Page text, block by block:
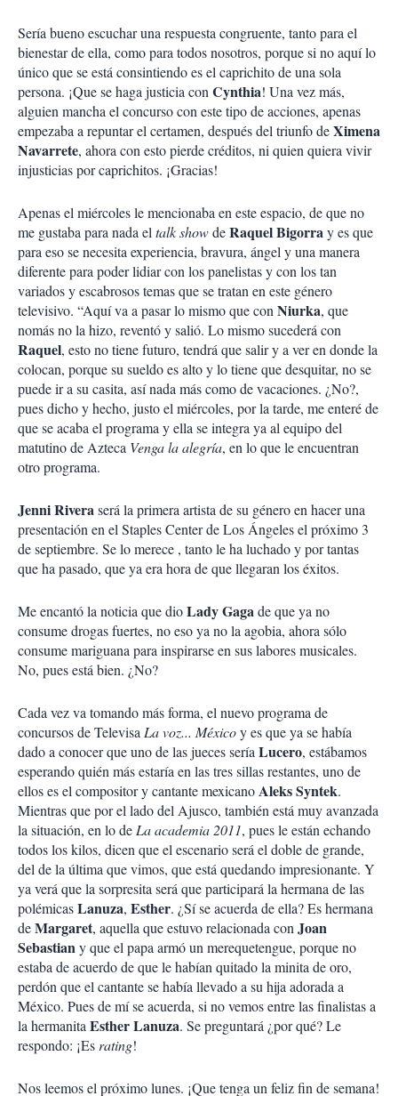
Sería bueno escuchar una respuesta congruente, tanto para el
bienestar de ella, como para todos nosotros, porque si no aquí lo
único que se está consintiendo es el caprichito de una sola
persona. ¡Que se haga justicia con Cynthia! Una vez más,
alguien mancha el concurso con este tipo de acciones, apenas
empezaba a repuntar el certamen, después del triunfo deXimena
Navarrete, ahora con esto pierde créditos, ni quien quiera vivir
injusticias por caprichitos. ¡Gracias!
Apenas el miércoles le mencionaba en este espacio, de que no
me gustaba para nada el talk showdeRaquel Bigorray es que
para eso se necesita experiencia, bravura, ángel y una manera
diferente para poder lidiar con los panelistas y con los tan
variados y escabrosos temas que se tratan en este género
televisivo. “Aquí va a pasar lo mismo que con Niurka, que
nomás no la hizo, reventó y salió. Lo mismo sucederá con
Raquel, esto no tiene futuro, tendrá que salir y a ver en donde la
colocan, porque su sueldo es alto y lo tiene que desquitar, no se
puede ir a su casita, así nada más como de vacaciones. ¿No?,
pues dicho y hecho, justo el miércoles, por la tarde, me enteré de
que se acaba el programa y ella se integra ya al equipo del
matutino de Azteca Venga la alegría, en lo que le encuentran
otro programa.
Jenni Riveraserá la primera artista de su género en hacer una
presentación en el Staples Center de Los Ángeles el próximo 3
de septiembre. Se lo merece , tanto le ha luchado y por tantas
que ha pasado, que ya era hora de que llegaran los éxitos.
Me encantó la noticia que dioLady Gagade que ya no
consume drogas fuertes, no eso ya no la agobia, ahora sólo
consume mariguana para inspirarse en sus labores musicales.
No, pues está bien. ¿No?
Cada vez va tomando más forma, el nuevo programa de
concursos de Televisa La voz... Méxicoy es que ya se había
dado a conocer que uno de las jueces sería Lucero, estábamos
esperando quién más estaría en las tres sillas restantes, uno de
ellos es el compositor y cantante mexicanoAleks Syntek.
Mientras que por el lado del Ajusco, también está muy avanzada
la situación, en lo de La academia 2011, pues le están echando
todos los kilos, dicen que el escenario será el doble de grande,
del de la última que vimos, que está quedando impresionante. Y
ya verá que la sorpresita será que participará la hermana de las
polémicasLanuza, Esther. ¿Sí se acuerda de ella? Es hermana
deMargaret, aquella que estuvo relacionada con Joan
Sebastiany que el papa armó un merequetengue, porque no
estaba de acuerdo de que le habían quitado la minita de oro,
perdón que el cantante se había llevado a su hija adorada a
México. Pues de mí se acuerda, si no vemos entre las finalistas a
la hermanita Esther Lanuza. Se preguntará ¿por qué? Le
respondo: ¡Es rating!
Nos leemos el próximo lunes. ¡Que tenga un feliz fin de semana!